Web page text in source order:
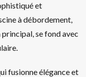
et
à débordement,
se fond avec
fusionne élégance et